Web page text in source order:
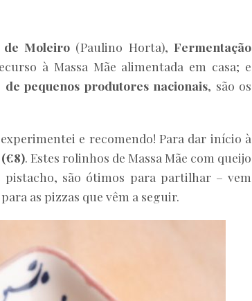
de Moleiro (Paulino Horta), Fermentação
à Massa Mãe alimentada em casa; e
pequenos produtores nacionais, são os
e recomendo! Para dar início à
(€8). Estes rolinhos de Massa Mãe com queijo
são ótimos para partilhar – vem
as pizzas que vêm a seguir.